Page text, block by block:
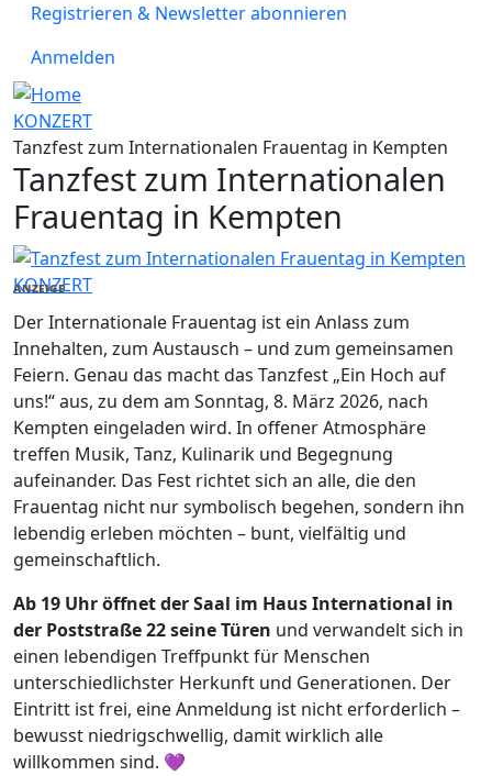
Registrieren & Newsletter abonnieren
Anmelden
KONZERT
Tanzfest zum Internationalen Frauentag in Kempten
Tanzfest zum Internationalen
Frauentag in Kempten
KONZERT
ANZEIGE
Der Internationale Frauentag ist ein Anlass zum
Innehalten, zum Austausch – und zum gemeinsamen
Feiern. Genau das macht das Tanzfest „Ein Hoch auf
uns!“ aus, zu dem am Sonntag, 8. März 2026, nach
Kempten eingeladen wird. In offener Atmosphäre
treffen Musik, Tanz, Kulinarik und Begegnung
aufeinander. Das Fest richtet sich an alle, die den
Frauentag nicht nur symbolisch begehen, sondern ihn
lebendig erleben möchten – bunt, vielfältig und
gemeinschaftlich.
Ab 19 Uhr öffnet der Saal im Haus International in
der Poststraße 22 seine Türen und verwandelt sich in
einen lebendigen Treffpunkt für Menschen
unterschiedlichster Herkunft und Generationen. Der
Eintritt ist frei, eine Anmeldung ist nicht erforderlich –
bewusst niedrigschwellig, damit wirklich alle
willkommen sind. 💜